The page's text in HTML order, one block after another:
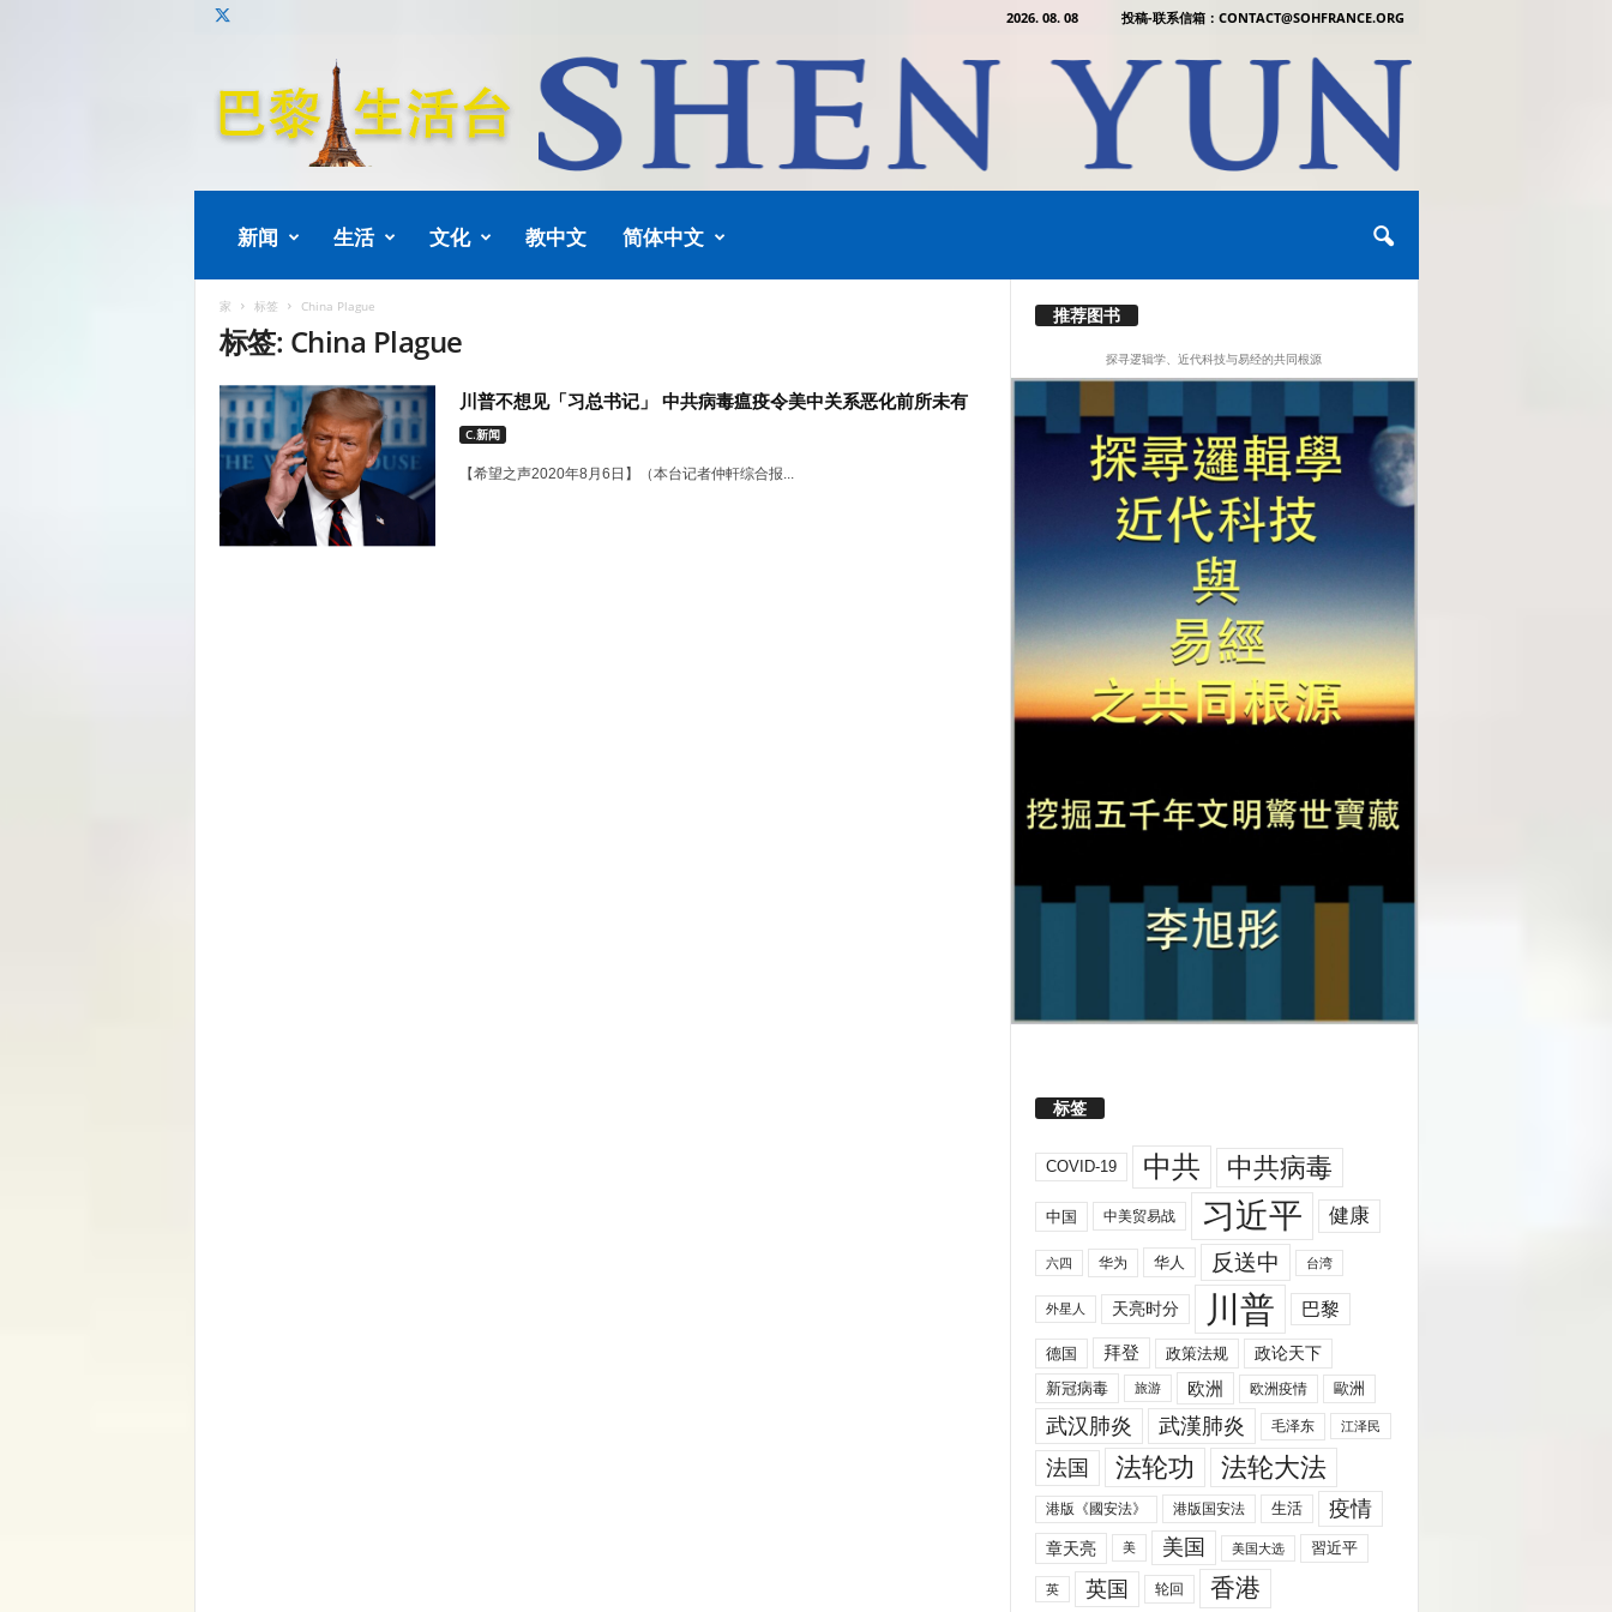
2026. 08. 08 投稿-联系信箱：CONTACT@SOHFRANCE.ORG
新闻 生活 文化 教中文 简体中文
家 标签 China Plague
标签: China Plague
川普不想见「习总书记」 中共病毒瘟疫令美中关系恶化前所未有
C.新闻
【希望之声2020年8月6日】（本台记者仲軒综合报...
推荐图书
探寻逻辑学、近代科技与易经的共同根源
标签
COVID-19 中共 中共病毒
中国 中美贸易战 习近平 健康
六四 华为 华人 反送中 台湾
外星人 天亮时分 川普 巴黎
德国 拜登 政策法规
政论天下
新冠病毒
旅游 欧洲 欧洲疫情 歐洲
武汉肺炎 武漢肺炎 毛泽东 江泽民
法国 法轮功 法轮大法
港版《國安法》 港版国安法 生活 疫情
章天亮 美 美国 美国大选 習近平
英 英国 轮回 香港